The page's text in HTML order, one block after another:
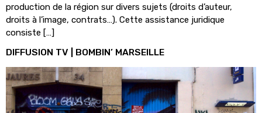
production de la région sur divers sujets (droits d’auteur,
droits à l’image, contrats…). Cette assistance juridique
consiste […]
DIFFUSION TV | BOMBIN’ MARSEILLE